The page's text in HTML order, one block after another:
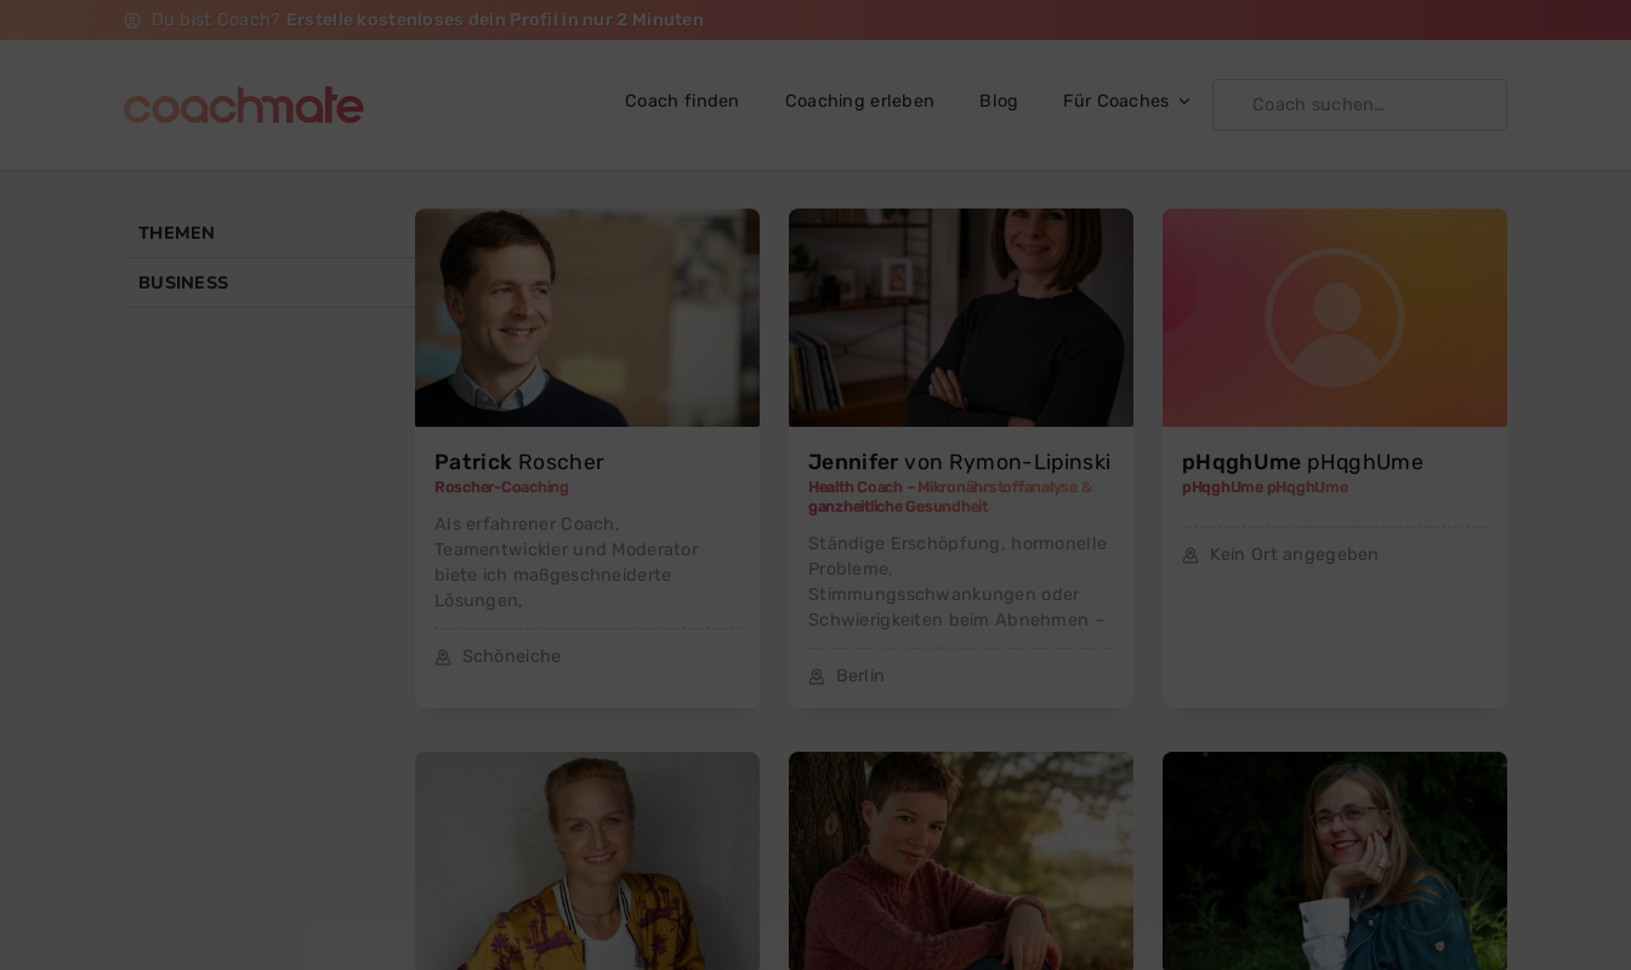
Du bist Coach? Erstelle kostenloses dein Profil in nur 2 Minuten
Coach finden Coaching erleben Blog Für Coaches
THEMEN
BUSINESS
Patrick Roscher
Roscher-Coaching
Als erfahrener Coach,
Teamentwickler und Moderator
biete ich maßgeschneiderte
Lösungen,
Schöneiche
Jennifer von Rymon-Lipinski
Health Coach – Mikronährstoffanalyse &
ganzheitliche Gesundheit
Ständige Erschöpfung, hormonelle
Probleme,
Stimmungsschwankungen oder
Schwierigkeiten beim Abnehmen –
Berlin
pHqghUme pHqghUme
pHqghUme pHqghUme
Kein Ort angegeben